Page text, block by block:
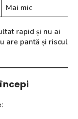
Mai mic
rapid și nu ai
are pantă și riscul